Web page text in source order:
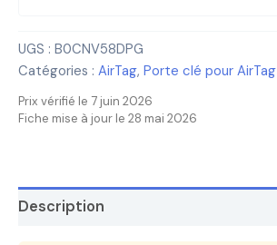
UGS : B0CNV58DPG
Catégories : AirTag, Porte clé pour AirTag
Prix vérifié le 7 juin 2026
Fiche mise à jour le 28 mai 2026
Description